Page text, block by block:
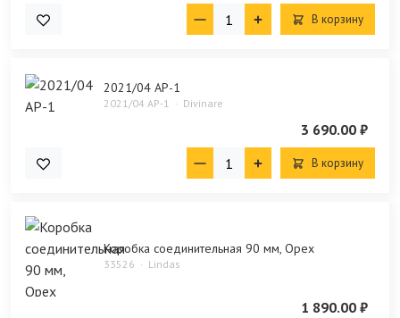
В корзину
2021/04 AP-1
2021/04 AP-1 Divinare
3 690.00 ₽
В корзину
Коробка соединительная 90 мм, Орех
33526 Lindas
1 890.00 ₽